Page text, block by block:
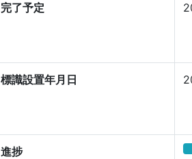
完了予定
標識設置年月日
進捗